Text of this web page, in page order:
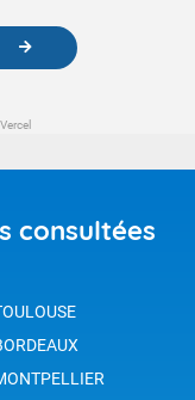
consultées